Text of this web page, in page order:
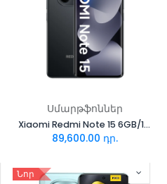
Սմարթֆոններ
Xiaomi Redmi Note 15 6GB/128GB Black
89,600.00 դր.
Նոր